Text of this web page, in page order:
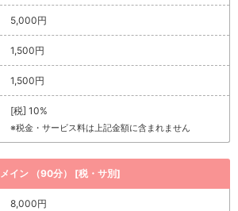
5,000円
1,500円
1,500円
[税] 10%
※税金・サービス料は上記金額に含まれません
メイン （90分） [税・サ別]
8,000円